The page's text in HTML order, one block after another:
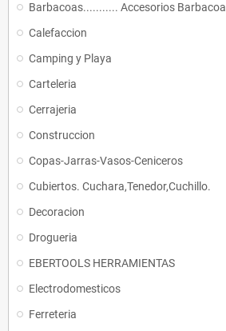
Barbacoas........... Accesorios Barbacoa
Calefaccion
Camping y Playa
Carteleria
Cerrajeria
Construccion
Copas-Jarras-Vasos-Ceniceros
Cubiertos. Cuchara,Tenedor,Cuchillo.
Decoracion
Drogueria
EBERTOOLS HERRAMIENTAS
Electrodomesticos
Ferreteria